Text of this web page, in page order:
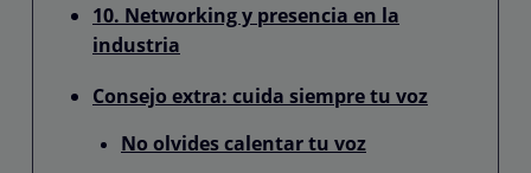
10. Networking y presencia en la
industria
Consejo extra: cuida siempre tu voz
No olvides calentar tu voz